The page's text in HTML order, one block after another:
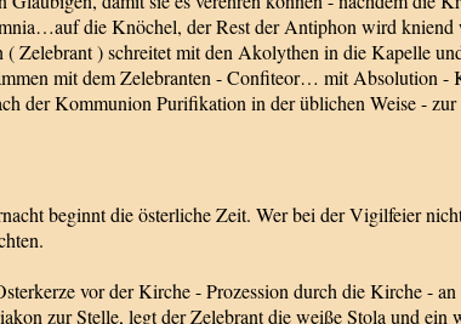
die Knöchel, der Rest der Antiphon wird kniend
) schreitet mit den Akolythen in die Kapelle
mit dem Zelebranten - Confiteor… mit Absolution -
der Kommunion Purifikation in der üblichen Weise -
beginnt die österliche Zeit. Wer bei der Vigilfeier
vor der Kirche - Prozession durch die Kirche -
zur Stelle, legt der Zelebrant die weiße Stola und